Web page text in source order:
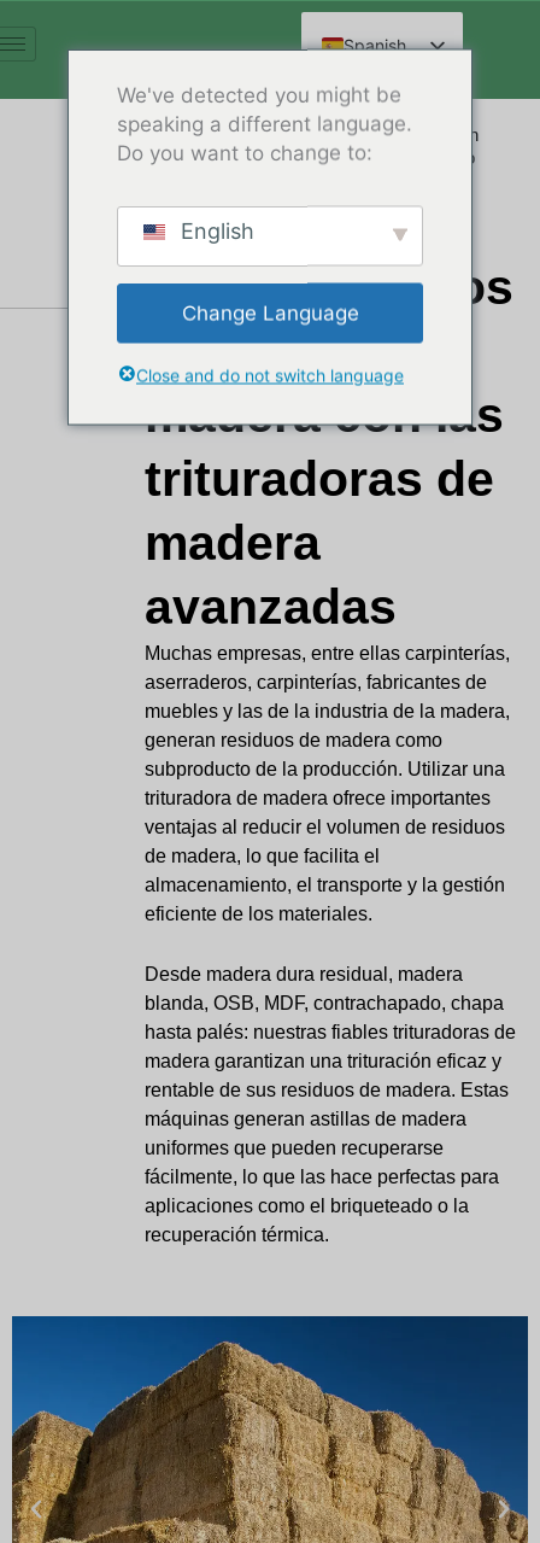
al
Spanish
English
Arabic
French
German
Russian
Hindi
Chinese
Transforme sus residuos de madera en un
activo valioso mediante un procesamiento
Procese
eficazmente los
restos de
madera con las
trituradoras de
madera
avanzadas
Muchas empresas, entre ellas carpinterías,
aserraderos, carpinterías, fabricantes de
muebles y las de la industria de la madera,
generan residuos de madera como
subproducto de la producción. Utilizar una
trituradora de madera ofrece importantes
ventajas al reducir el volumen de residuos
de madera, lo que facilita el
almacenamiento, el transporte y la gestión
eficiente de los materiales.
Desde madera dura residual, madera
blanda, OSB, MDF, contrachapado, chapa
hasta palés: nuestras fiables trituradoras de
madera garantizan una trituración eficaz y
rentable de sus residuos de madera. Estas
máquinas generan astillas de madera
uniformes que pueden recuperarse
fácilmente, lo que las hace perfectas para
aplicaciones como el briqueteado o la
recuperación térmica.
We've detected you might be
speaking a different language.
Do you want to change to:
English
Change Language
Close and do not switch language